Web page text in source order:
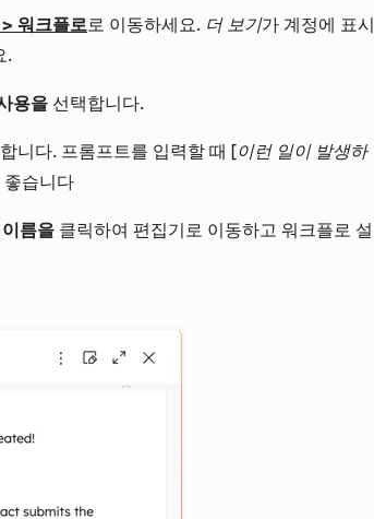
워크플로로 이동하세요. 더 보기가 계정에 표시
.
용을 선택합니다.
니다. 프롬프트를 입력할 때 [이런 일이 발생하
습니다
이름을 클릭하여 편집기로 이동하고 워크플로 설